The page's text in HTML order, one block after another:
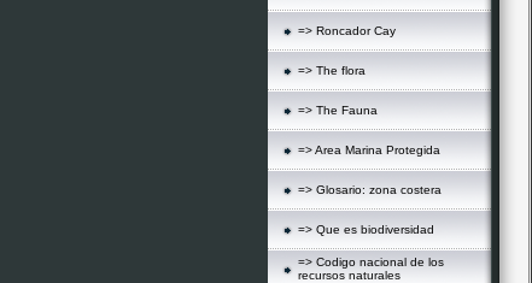
=> Roncador Cay
=> The flora
=> The Fauna
=> Area Marina Protegida
=> Glosario: zona costera
=> Que es biodiversidad
=> Codigo nacional de los
recursos naturales